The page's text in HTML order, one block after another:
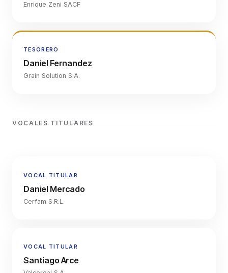
Enrique Zeni SACF
TESORERO
Daniel Fernandez
Grain Solution S.A.
VOCALES TITULARES
VOCAL TITULAR
Daniel Mercado
Cerfam S.R.L.
VOCAL TITULAR
Santiago Arce